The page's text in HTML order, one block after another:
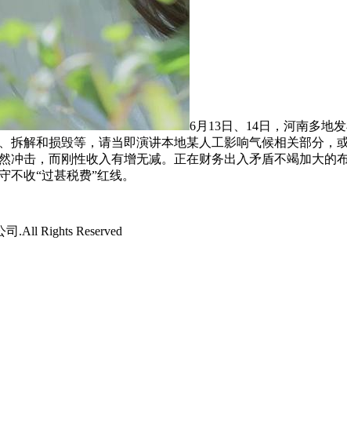
6月13日、14日，河南多地
解和损毁等，请当即演讲本地某人工影响气候相关部分，
击，而刚性收入有增无减。正在财务出入矛盾不竭加大的
收“过甚税费”红线。
.All Rights Reserved